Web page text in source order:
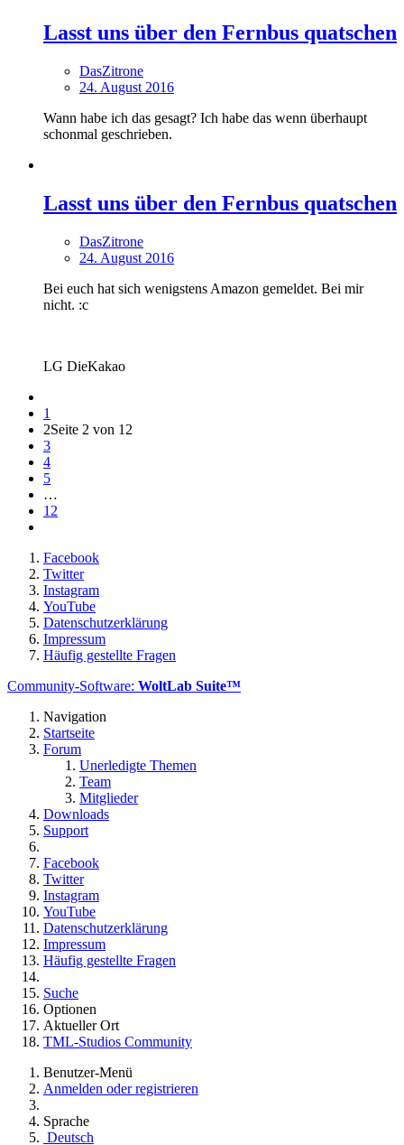
Lasst uns über den Fernbus quatschen
DasZitrone
24. August 2016
Wann habe ich das gesagt? Ich habe das wenn überhaupt
schonmal geschrieben.
Lasst uns über den Fernbus quatschen
DasZitrone
24. August 2016
Bei euch hat sich wenigstens Amazon gemeldet. Bei mir
nicht. :c
LG DieKakao
1
2Seite 2 von 12
3
4
5
…
12
Facebook
Twitter
Instagram
YouTube
Datenschutzerklärung
Impressum
Häufig gestellte Fragen
Community-Software: WoltLab Suite™
Navigation
Startseite
Forum
Unerledigte Themen
Team
Mitglieder
Downloads
Support
Facebook
Twitter
Instagram
YouTube
Datenschutzerklärung
Impressum
Häufig gestellte Fragen
Suche
Optionen
Aktueller Ort
TML-Studios Community
Benutzer-Menü
Anmelden oder registrieren
Sprache
Deutsch